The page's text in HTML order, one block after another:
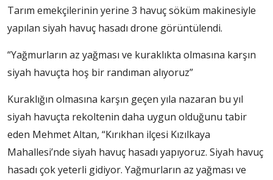
Tarım emekçilerinin yerine 3 havuç söküm makinesiyle
yapılan siyah havuç hasadı drone görüntülendi.
“Yağmurların az yağması ve kuraklıkta olmasına karşın
siyah havuçta hoş bir randıman alıyoruz”
Kuraklığın olmasına karşın geçen yıla nazaran bu yıl
siyah havuçta rekoltenin daha uygun olduğunu tabir
eden Mehmet Altan, “Kırıkhan ilçesi Kızılkaya
Mahallesi’nde siyah havuç hasadı yapıyoruz. Siyah havuç
hasadı çok yeterli gidiyor. Yağmurların az yağması ve